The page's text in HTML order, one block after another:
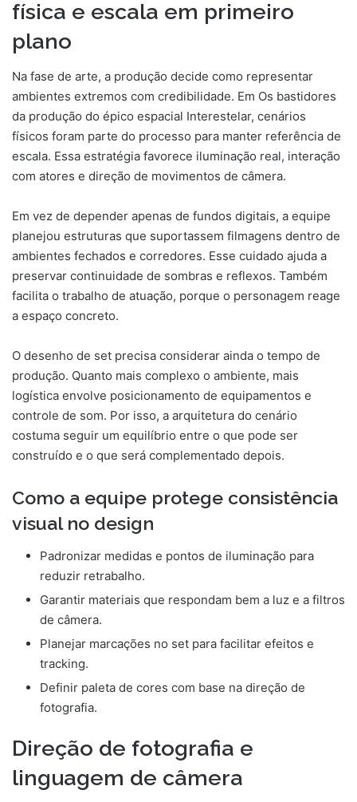
física e escala em primeiro
plano
Na fase de arte, a produção decide como representar
ambientes extremos com credibilidade. Em Os bastidores
da produção do épico espacial Interestelar, cenários
físicos foram parte do processo para manter referência de
escala. Essa estratégia favorece iluminação real, interação
com atores e direção de movimentos de câmera.
Em vez de depender apenas de fundos digitais, a equipe
planejou estruturas que suportassem filmagens dentro de
ambientes fechados e corredores. Esse cuidado ajuda a
preservar continuidade de sombras e reflexos. Também
facilita o trabalho de atuação, porque o personagem reage
a espaço concreto.
O desenho de set precisa considerar ainda o tempo de
produção. Quanto mais complexo o ambiente, mais
logística envolve posicionamento de equipamentos e
controle de som. Por isso, a arquitetura do cenário
costuma seguir um equilíbrio entre o que pode ser
construído e o que será complementado depois.
Como a equipe protege consistência
visual no design
Padronizar medidas e pontos de iluminação para
reduzir retrabalho.
Garantir materiais que respondam bem a luz e a filtros
de câmera.
Planejar marcações no set para facilitar efeitos e
tracking.
Definir paleta de cores com base na direção de
fotografia.
Direção de fotografia e
linguagem de câmera